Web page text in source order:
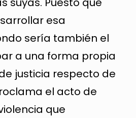
esa
sería también el
a una forma propia
justicia respecto de
el acto de
que